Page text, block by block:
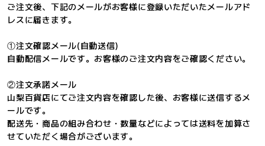
ご注文後、下記のメールがお客様に登録いただいたメールアド
レスに届きます。
①注文確認メール(自動送信)
自動配信メールです。お客様のご注文内容をご確認ください。
②注文承諾メール
山梨百貨店にてご注文内容を確認した後、お客様に送信するメ
ールです。
配送先・商品の組み合わせ・数量などによっては送料を加算さ
せていただく場合がございます。